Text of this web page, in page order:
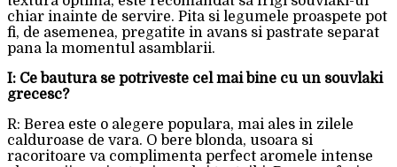
chiar inainte de servire. Pita si legumele proaspete pot
fi, de asemenea, pregatite in avans si pastrate separat
pana la momentul asamblarii.
I: Ce bautura se potriveste cel mai bine cu un souvlaki
grecesc?
R: Berea este o alegere populara, mai ales in zilele
calduroase de vara. O bere blonda, usoara si
racoritoare va complimenta perfect aromele intense